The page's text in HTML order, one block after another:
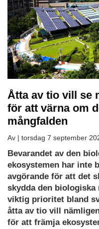
Åtta av tio vill se
för att värna om
mångfalden
Av | torsdag 7 september
Bevarandet av den
ekosystemen har inte
avgörande för att det
skydda den biologiska
viktig prioritet bland
åtta av tio vill
för att främja